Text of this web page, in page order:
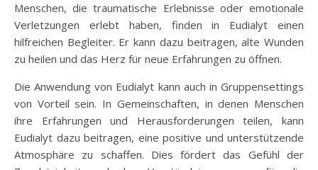
Menschen, die traumatische Erlebnisse oder emotionale
Verletzungen erlebt haben, finden in Eudialyt einen
hilfreichen Begleiter. Er kann dazu beitragen, alte Wunden
zu heilen und das Herz für neue Erfahrungen zu öffnen.
Die Anwendung von Eudialyt kann auch in Gruppensettings
von Vorteil sein. In Gemeinschaften, in denen Menschen
ihre Erfahrungen und Herausforderungen teilen, kann
Eudialyt dazu beitragen, eine positive und unterstützende
Atmosphäre zu schaffen. Dies fördert das Gefühl der